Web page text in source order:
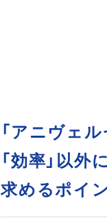
「アニヴェ
「効率」以
求めるポイ